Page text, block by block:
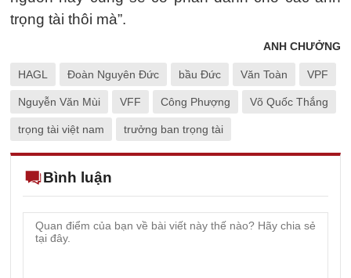
trọng tài thôi mà”.
ANH CHƯỞNG
HAGL Đoàn Nguyên Đức bầu Đức Văn Toàn VPF
Nguyễn Văn Mùi VFF Công Phượng Võ Quốc Thắng
trọng tài việt nam trưởng ban trọng tài
Bình luận